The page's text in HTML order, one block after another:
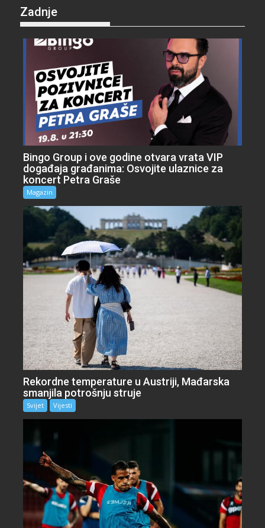
Zadnje
Bingo Group i ove godine otvara vrata VIP
događaja građanima: Osvojite ulaznice za
koncert Petra Graše
Magazin
Rekordne temperature u Austriji, Mađarska
smanjila potrošnju struje
Svijet Vijesti